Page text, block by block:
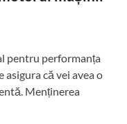
pentru performanța
că vei avea o
Menținerea